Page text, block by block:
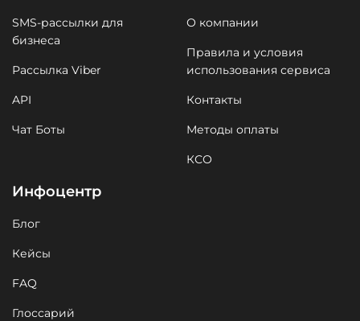
SMS-рассылки для
бизнеса
Рассылка Viber
API
Чат Боты
О компании
Правила и условия
использования сервиса
Контакты
Методы оплаты
КСО
Инфоцентр
Блог
Кейсы
FAQ
Глоссарий